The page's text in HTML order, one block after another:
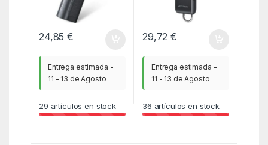
24,85€
Entrega estimada -
11 - 13 de Agosto
29 artículos en stock
29,72€
Entrega estimada -
11 - 13 de Agosto
36 artículos en stock